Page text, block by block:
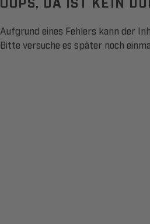
Aufgrund eines Fehlers kann der
Bitte versuche es später noch